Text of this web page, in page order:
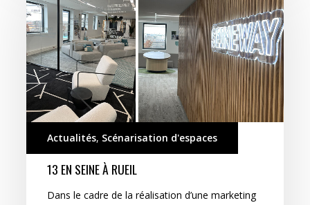
Seine
à
Rueil
Actualités, Scénarisation d'espaces
13 EN SEINE À RUEIL
Dans le cadre de la réalisation d’une marketing